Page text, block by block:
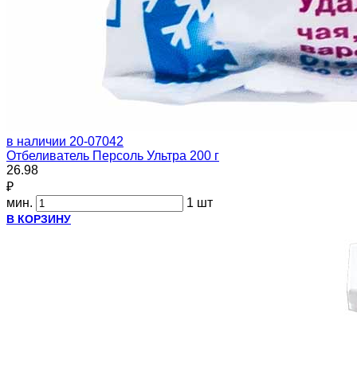
в наличии 20-07042
Отбеливатель Персоль Ультра 200 г
26.98
₽
мин.
1 шт
В КОРЗИНУ